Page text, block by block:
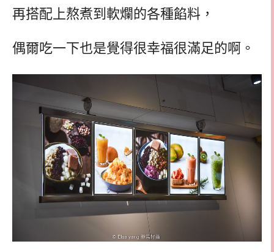
再搭配上熬煮到軟爛的各種餡料，
偶爾吃一下也是覺得很幸福很滿足的啊。